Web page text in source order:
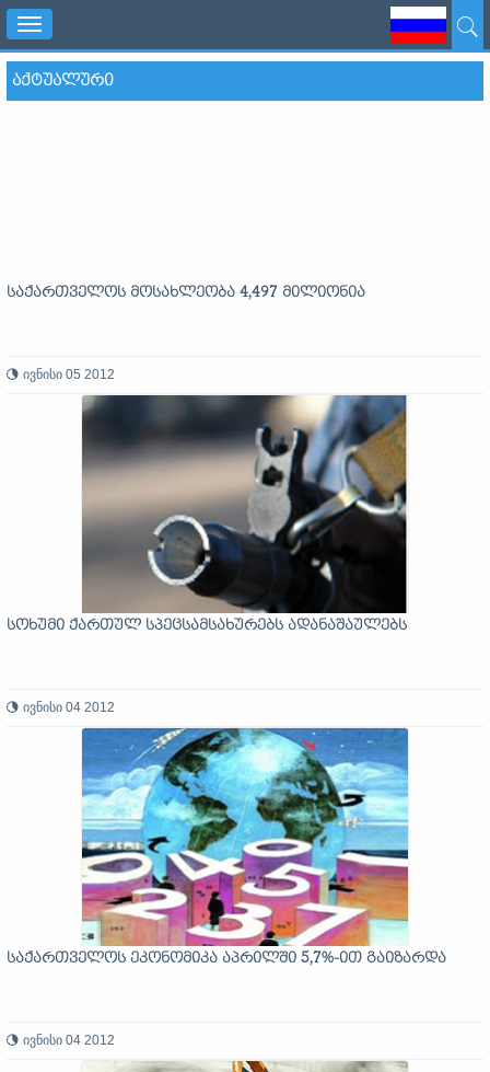
Toggle
navigation
ᲐᲥᲢᲣᲐᲚᲣᲠᲘ
საქართველოს მოსახლეობა 4,497 მილიონია
ივნისი 05 2012
სოხუმი ქართულ სპეცსამსახურებს ადანაშაულებს
ივნისი 04 2012
საქართველოს ეკონომიკა აპრილში 5,7%-ით გაიზარდა
ივნისი 04 2012